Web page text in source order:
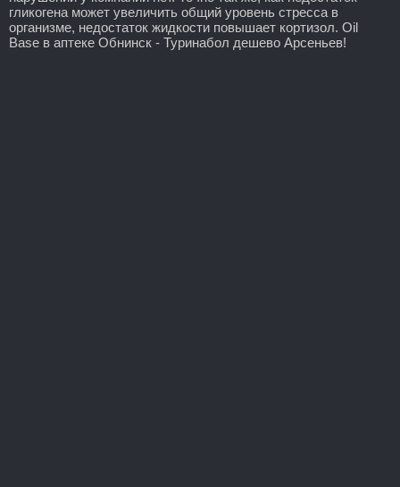
гликогена может увеличить общий уровень стресса в
организме, недостаток жидкости повышает кортизол. Oil
Base в аптеке Обнинск - Туринабол дешево Арсеньев!